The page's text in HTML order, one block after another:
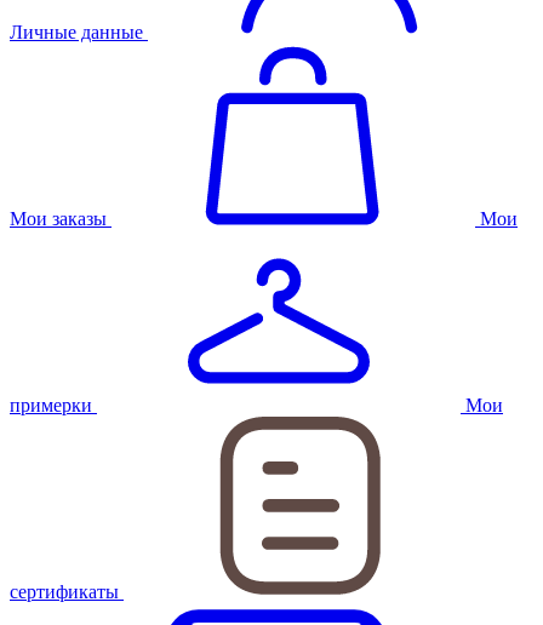
Личные данные
Мои заказы Мои
примерки Мои
сертификаты